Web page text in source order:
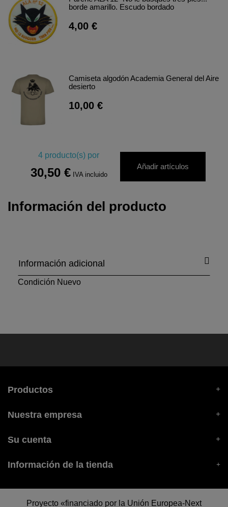
borde amarillo. Escudo bordado
4,00 €
Camiseta algodón Academia General del Aire
desierto
10,00 €
4 producto(s) por
30,50 € IVA incluido
Añadir artículos
Información del producto
Información adicional
Condición Nuevo
Productos
Nuestra empresa
Su cuenta
Información de la tienda
Proyecto «financiado por la Unión Europea-Next